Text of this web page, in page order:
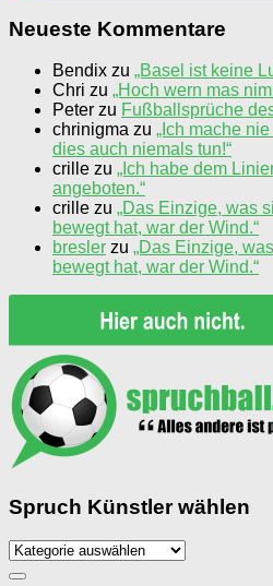
Neueste Kommentare
Bendix zu „Basel ist keine
Chri zu „Hoch wern mas
Peter zu Fußballsprüche
chrinigma zu „Ich mache
dies auch niemals tun!“
crille zu „Ich habe dem
angeboten.“
crille zu „Das Einzige, was
bewegt hat, war der Wind.“
bresler zu „Das Einzige,
bewegt hat, war der Wind.“
Spruch Künstler wählen
Spruch